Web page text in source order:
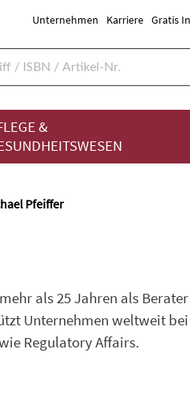
Unternehmen Karriere Gratis
&
Pfeiffer
als 25 Jahren als
Unternehmen weltweit
Regulatory Affairs.